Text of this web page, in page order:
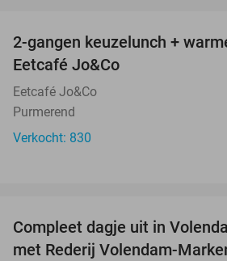
2-gangen keuzelunch +
Eetcafé Jo&Co
Eetcafé Jo&Co
Purmerend
Verkocht: 830
Compleet dagje uit in
met Rederij Volendam-